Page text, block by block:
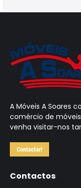
A Móveis A Soares
comércio de
venha visitar-nos
Contactar!
Contactos